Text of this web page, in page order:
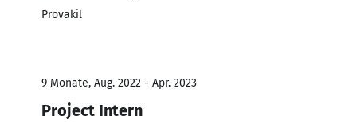
Provakil
9 Monate, Aug. 2022 - Apr. 2023
Project Intern